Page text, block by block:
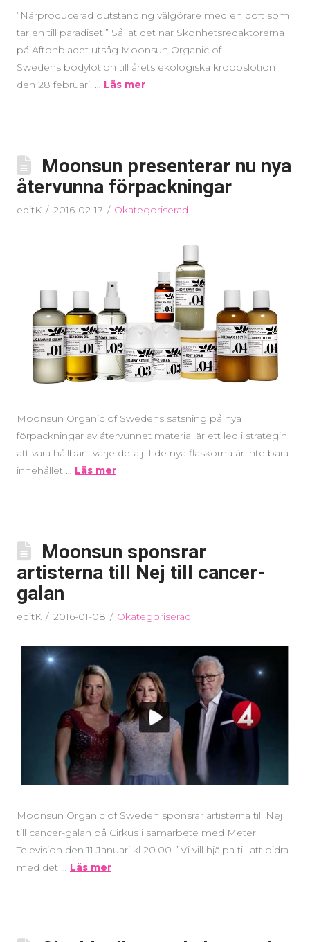
”Närproducerad outstanding välgörare med en doft som
tar en till paradiset.” Så lät det när Skönhetsredaktörerna
på Aftonbladet utsåg Moonsun Organic of
Swedens bodylotion till årets ekologiska kroppslotion
den 28 februari. … Läs mer
Moonsun presenterar nu nya
återvunna förpackningar
editK 2016-02-17 Okategoriserad
Moonsun Organic of Swedens satsning på nya
förpackningar av återvunnet material är ett led i strategin
att vara hållbar i varje detalj. I de nya flaskorna är inte bara
innehållet … Läs mer
Moonsun sponsrar
artisterna till Nej till cancer-
galan
editK 2016-01-08 Okategoriserad
Moonsun Organic of Sweden sponsrar artisterna till Nej
till cancer-galan på Cirkus i samarbete med Meter
Television den 11 Januari kl 20.00. ”Vi vill hjälpa till att bidra
med det … Läs mer